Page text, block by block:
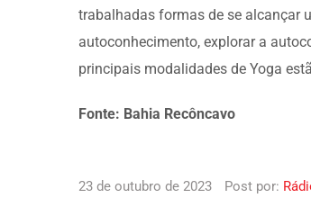
trabalhadas formas de se alcançar
autoconhecimento, explorar a
principais modalidades de Yoga
Fonte: Bahia Recôncavo
23 de outubro de 2023 Post por: